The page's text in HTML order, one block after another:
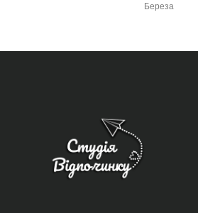
Береза